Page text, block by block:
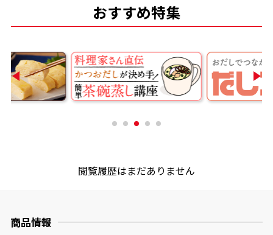
おすすめ特集
閲覧履歴はまだありません
商品情報